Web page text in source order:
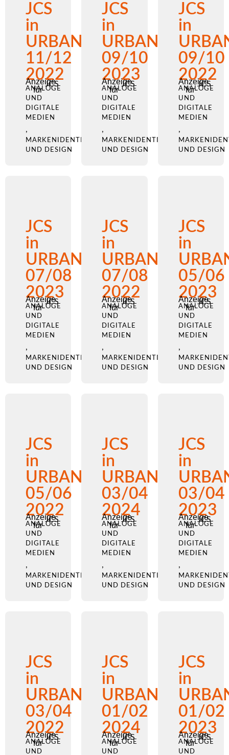
JCS
in
URBANO
11/12
2022
Anzeige
für
JCS
ANALOGE
UND
DIGITALE
MEDIEN
,
MARKENIDENTITÄT
UND DESIGN
JCS
in
URBANO
09/10
2023
Anzeige
für
JCS
ANALOGE
UND
DIGITALE
MEDIEN
,
MARKENIDENTITÄT
UND DESIGN
JCS
in
09/10
2022
Anzeige
für
JCS
ANALOGE
UND
DIGITALE
MEDIEN
,
UND DESIGN
JCS
in
URBANO
07/08
2023
Anzeige
für
JCS
ANALOGE
UND
DIGITALE
MEDIEN
,
MARKENIDENTITÄT
UND DESIGN
JCS
in
URBANO
07/08
2022
Anzeige
für
JCS
ANALOGE
UND
DIGITALE
MEDIEN
,
MARKENIDENTITÄT
UND DESIGN
JCS
in
05/06
2023
Anzeige
für
JCS
ANALOGE
UND
DIGITALE
MEDIEN
,
UND DESIGN
JCS
in
URBANO
05/06
2022
Anzeige
für
JCS
ANALOGE
UND
DIGITALE
MEDIEN
,
MARKENIDENTITÄT
UND DESIGN
JCS
in
URBANO
03/04
2024
Anzeige
für
JCS
ANALOGE
UND
DIGITALE
MEDIEN
,
MARKENIDENTITÄT
UND DESIGN
JCS
in
03/04
2023
Anzeige
für
JCS
ANALOGE
UND
DIGITALE
MEDIEN
,
UND DESIGN
JCS
in
URBANO
03/04
2022
Anzeige
für
JCS
ANALOGE
UND
JCS
in
URBANO
01/02
2024
Anzeige
für
JCS
ANALOGE
UND
JCS
in
01/02
2023
Anzeige
für
JCS
ANALOGE
UND